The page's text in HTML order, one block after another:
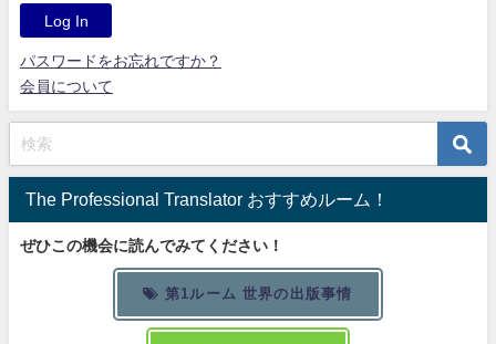
パスワードをお忘れですか？
会員について
The Professional Translator おすすめルーム！
ぜひこの機会に読んでみてください！
第1ルーム 世界の出版事情